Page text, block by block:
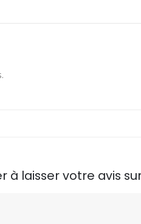
laisser votre avis sur